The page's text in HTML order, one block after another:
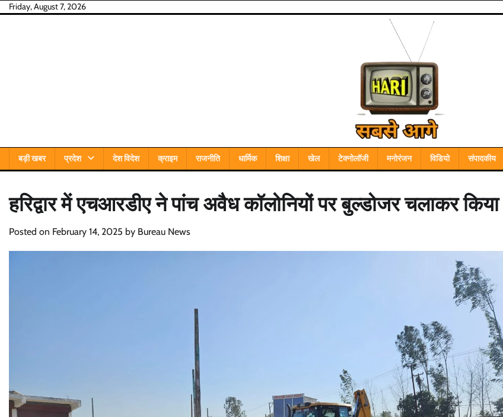
SkipFriday, August 7, 2026
बड़ी खबर प्रदेश देश विदेश क्राइम राजनीति धार्मिक शिक्षा खेल टेक्नोलॉजी मनोरंजन विडियो संपादकीय
हरिद्वार में एचआरडीए ने पांच अवैध कॉलोनियों पर बुल्डोजर चलाकर
Posted on February 14, 2025 by Bureau News